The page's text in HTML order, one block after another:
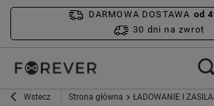
DARMOWA DOSTAWA od
30 dni na zwrot
Wstecz Strona główna ŁADOWANIE I